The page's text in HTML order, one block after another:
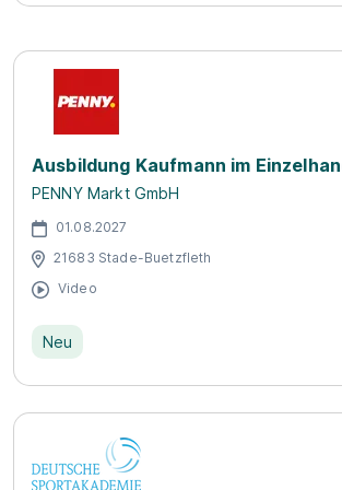
Ausbildung Kaufmann im
PENNY Markt GmbH
01.08.2027
21683 Stade-Buetzfleth
Video
Neu